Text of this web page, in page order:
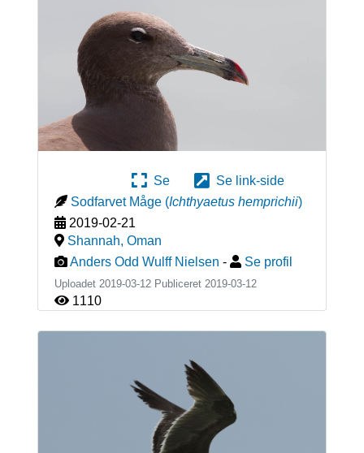
Se
Se link-side
Sodfarvet Måge (Ichthyaetus hemprichii)
2019-02-21
Shannah, Oman
Anders Odd Wulff Nielsen - Se profil
Uploadet 2019-03-12 Publiceret 2019-03-12
1110